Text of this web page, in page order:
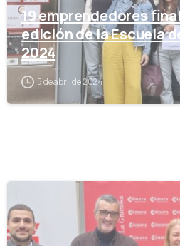
19 emprendedores
edición de la Escuela
2024
5 de abril de 2024